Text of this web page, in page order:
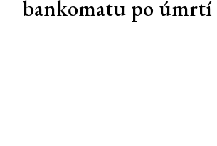
bankomatu po úmrtí